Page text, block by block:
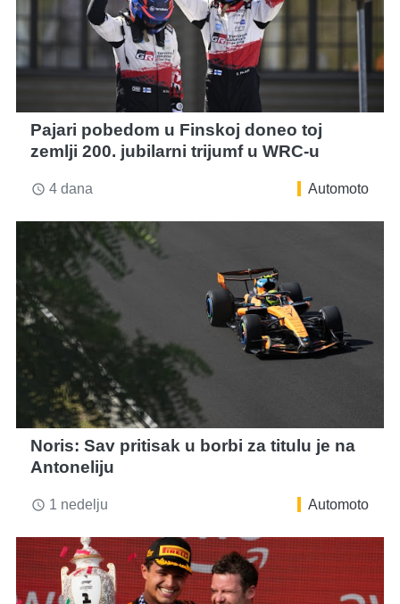
Pajari pobedom u Finskoj doneo toj
zemlji 200. jubilarni trijumf u WRC-u
access_time 4 dana Automoto
Noris: Sav pritisak u borbi za titulu je na
Antoneliju
access_time 1 nedelju Automoto